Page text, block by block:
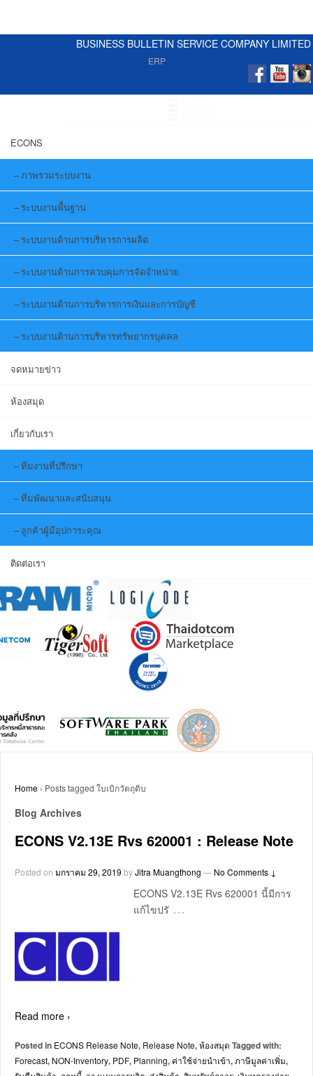
BUSINESS BULLETIN SERVICE COMPANY LIMITED
ERP
ECONS
ภาพรวมระบบงาน
ระบบงานพื้นฐาน
ระบบงานด้านการบริหารการผลิต
ระบบงานด้านการควบคุมการจัดจำหน่าย
ระบบงานด้านการบริหารการเงินและการบัญชี
ระบบงานด้านการบริหารทรัพยากรบุคคล
จดหมายข่าว
ห้องสมุด
เกี่ยวกับเรา
ทีมงานที่ปรึกษา
ทีมพัฒนาและสนับสนุน
ลูกค้าผู้มีอุปการะคุณ
ติดต่อเรา
Home › Posts tagged ใบเบิกวัตถุดิบ
Blog Archives
ECONS V2.13E Rvs 620001 : Release Note
Posted on มกราคม 29, 2019 byJitra Muangthong — No Comments ↓
ECONS V2.13E Rvs 620001 นี้มีการ
แก้ไขปรั …
Read more ›
Posted in ECONS Release Note, Release Note,ห้องสมุด Tagged with:
Forecast, NON-Inventory, PDF, Planning, ค่าใช้จ่ายนำเข้า,ภาษีมูลค่าเพิ่ม,